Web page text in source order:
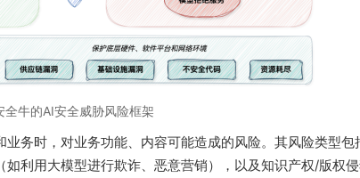
全牛的AI安全威胁风险框架
务时，对业务功能、内容可能造成的风险。其风险类型包
利用大模型进行欺诈、恶意营销），以及知识产权/版权